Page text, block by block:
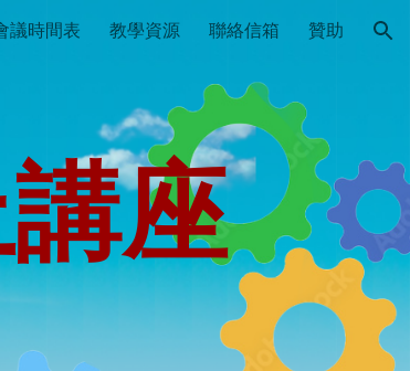
議時間表 教學資源 聯絡信箱 贊助
座